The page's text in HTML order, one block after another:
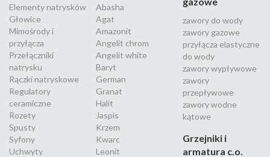
Elementy natrysków
Głowice
Mimośrody i
przyłącza
Przełączniki
natrysku
Rączki natryskowe
Regulatory
ceramiczne
Rozety
Spusty
Syfony
Uchwyty
Abasha
Agat
Amazonit
Angelit chrom
Angelit white
Baryt
German
Granat
Halit
Jaspis
Krzem
Kwarc
Leonit
zawory do wody
zawory gazowe
przyłącza elastyczne
do wody
zawory wypływowe
zawory
przepływowe
zawory wodne
kątowe
Grzejniki i
armatura c.o.